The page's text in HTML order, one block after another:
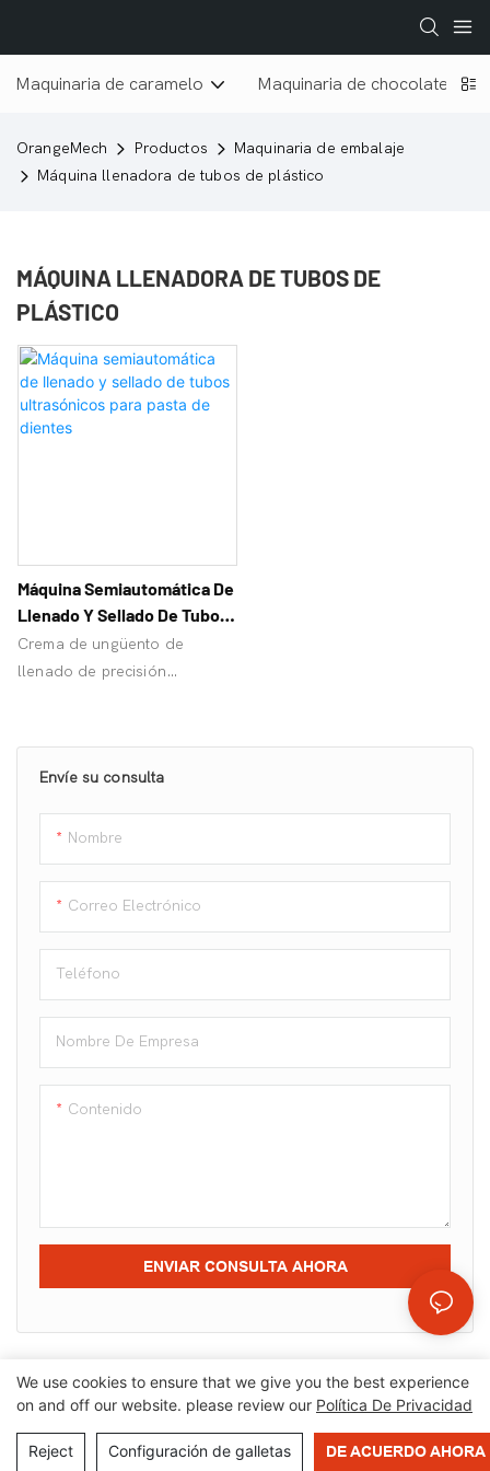
Maquinaria de caramelo Maquinaria de chocolate
OrangeMech Productos
Maquinaria de embalaje
Máquina llenadora de tubos de plástico
MÁQUINA LLENADORA DE TUBOS DE
PLÁSTICO
Envíe su consulta
Nombre
Correo Electrónico
Teléfono
Nombre De Empresa
Contenido
ENVIAR CONSULTA AHORA
Máquina Semiautomática De
Llenado Y Sellado De Tubos
Ultrasónicos Para Pasta De
Dientes
Crema de ungüento de
llenado de precisión
de plástico, alto rendimiento,
¡precio de fábrica!
Política de privacidad
We use cookies to ensure that we give you the best experience
on and off our website. please review our Política De Privacidad
Reject Configuración de galletas DE ACUERDO AHORA